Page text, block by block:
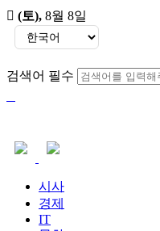
(토), 8월 8일
검색어 필수
시사
경제
IT